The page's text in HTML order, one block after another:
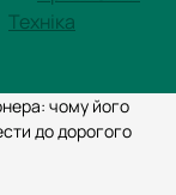
Техніка
чому його
до дорогого